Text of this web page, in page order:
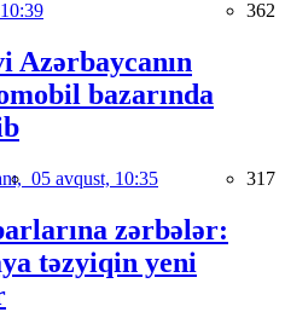
362
Azərbaycanın
bazarında
05 avqust, 10:35 317
zərbələr:
təzyiqin yeni